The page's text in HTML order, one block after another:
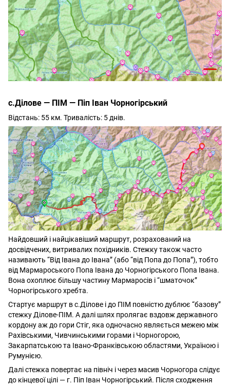
с.Ділове — ПІМ — Піп Іван Чорногірський
Відстань: 55 км. Тривалість: 5 днів.
Найдовший і найцікавіший маршрут, розрахований на
досвідчених, витривалих похідників. Стежку також часто
називають “Від Івана до Івана” (або “від Попа до Попа”), тобто
від Мармароського Попа Івана до Чорногірського Попа Івана.
Вона охоплює більшу частину Мармаросів і “шматочок”
Чорногірського хребта.
Стартує маршрут в с.Ділове і до ПІМ повністю дублює “базову”
стежку Ділове-ПІМ. А далі шлях пролягає вздовж державного
кордону аж до гори Стіг, яка одночасно являється межею між
Рахівськими, Чивчинськими горами і Чорногорою,
Закарпатською та Івано-Франківською областями, Україною і
Румунією.
Далі стежка повертає на північ і через масив Чорногора слідує
до кінцевої цілі — г. Піп Іван Чорногірський. Після сходження